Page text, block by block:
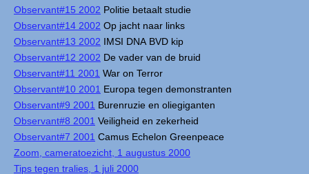
Observant#15 2002 Politie betaalt studie
Observant#14 2002 Op jacht naar links
Observant#13 2002 IMSI DNA BVD kip
Observant#12 2002 De vader van de bruid
Observant#11 2001 War on Terror
Observant#10 2001 Europa tegen demonstranten
Observant#9 2001 Burenruzie en oliegiganten
Observant#8 2001 Veiligheid en zekerheid
Observant#7 2001 Camus Echelon Greenpeace
Zoom, cameratoezicht, 1 augustus 2000
Tips tegen tralies, 1 juli 2000